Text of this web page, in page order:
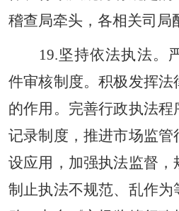
稽查局牵头，各相关司局
19.坚持依法执法。
件审核制度。积极发挥法
的作用。完善行政执法
记录制度，推进市场监
设应用，加强执法监督
制止执法不规范、乱作